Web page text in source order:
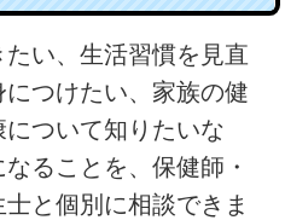
い、生活習慣を見直
つけたい、家族の健
ついて知りたいな
ることを、保健師・
と個別に相談できま